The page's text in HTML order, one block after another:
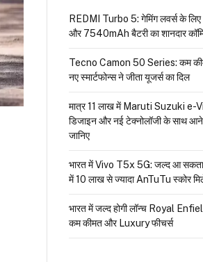
REDMI Turbo 5: गेमिंग लवर्स के
और 7540mAh बैटरी का शानदार
Tecno Camon 50 Series: कम
नए स्मार्टफोन्स ने जीता यूजर्स का दिल
मात्र ₹11 लाख में Maruti Suzuki
डिजाइन और नई टेक्नोलॉजी के साथ आने
जानिए
भारत में Vivo T5x 5G: जल्द आ
में 10 लाख से ज्यादा AnTuTu स्कोर
भारत में जल्द होगी लॉन्च Royal
कम कीमत और Luxury फीचर्स